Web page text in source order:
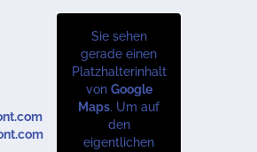
Sie sehen
gerade einen
Platzhalterinhalt
von Google
Maps. Um auf
den
eigentlichen